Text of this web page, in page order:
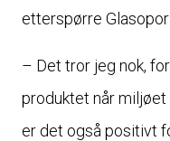
etterspørre
– Det tror jeg nok,
produktet når
er det også positivt